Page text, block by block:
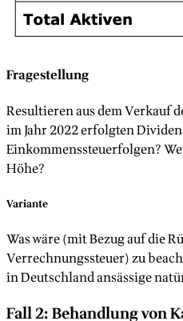
Fragestellung
Resultieren aus dem Verkauf
im Jahr 2022 erfolgten
Einkommenssteuerfolgen?
Höhe?
Variante
Was wäre (mit Bezug auf die
Verrechnungssteuer) zu
in Deutschland ansässige
Fall 2: Behandlung von